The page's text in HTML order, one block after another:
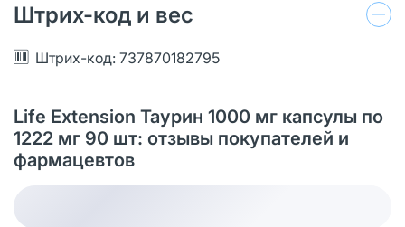
Штрих-код и вес
Штрих-код: 737870182795
Life Extension Таурин 1000 мг капсулы по
1222 мг 90 шт: отзывы покупателей и
фармацевтов